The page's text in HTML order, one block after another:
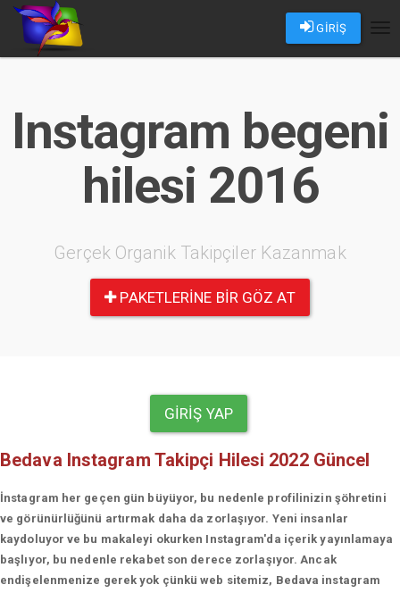
GİRİŞ
Instagram begeni
hilesi 2016
Gerçek Organik Takipçiler Kazanmak
PAKETLERINE BIR GÖZ AT
GIRIŞ YAP
Bedava Instagram Takipçi Hilesi 2022 Güncel
İnstagram her geçen gün büyüyor, bu nedenle profilinizin şöhretini
ve görünürlüğünü artırmak daha da zorlaşıyor. Yeni insanlar
kaydoluyor ve bu makaleyi okurken Instagram'da içerik yayınlamaya
başlıyor, bu nedenle rekabet son derece zorlaşıyor. Ancak
endişelenmenize gerek yok çünkü web sitemiz, Bedava instagram